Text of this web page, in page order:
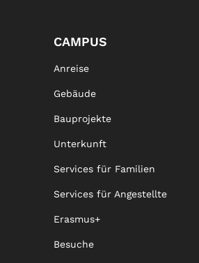
CAMPUS
Anreise
Gebäude
Bauprojekte
Unterkunft
Services für Familien
Services für Angestellte
Erasmus+
Besuche